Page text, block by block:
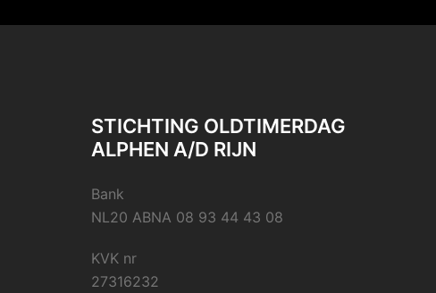
STICHTING OLDTIMERDAG
ALPHEN A/D RIJN
Bank
NL20 ABNA 08 93 44 43 08
KVK nr
27316232